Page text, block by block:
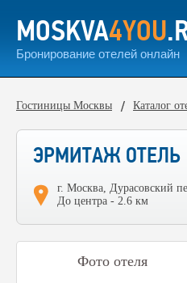
MOSKVA4YOU
Бронирование отелей онлайн
Гостиницы Москвы Каталог
ЭРМИТАЖ ОТЕЛЬ
г. Москва, Дурасовский
До центра - 2.6 км
Фото отеля